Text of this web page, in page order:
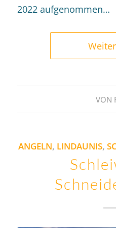
2022 aufgenommen…
VON
ANGELN, LINDAUNIS,